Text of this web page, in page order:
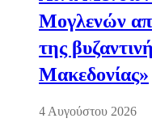
Μογλενών
της
Μακεδονίας»
4 Αυγούστου 2026